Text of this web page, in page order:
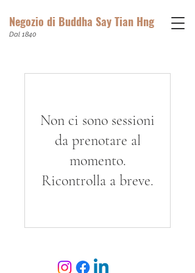
Negozio di Buddha Say Tian Hng
Dal 1840
Non ci sono sessioni
da prenotare al
momento.
Ricontrolla a breve.